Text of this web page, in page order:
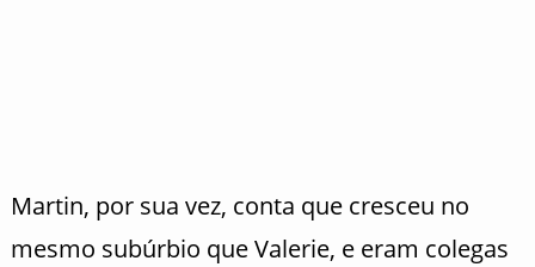
Martin, por sua vez, conta que cresceu no
mesmo subúrbio que Valerie, e eram colegas